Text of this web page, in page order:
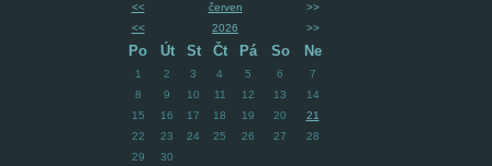
<< červen
>>
<<
2026 >>
Po Út St Čt Pá So Ne
1 2 3 4 5 6
7
8
9 10 11 12 13
14
15
16 17 18 19 20
21
22
23 24 25 26 27
28
29
30